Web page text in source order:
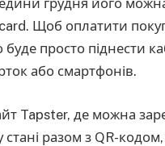
грудня його
Щоб оплатити
просто піднести
або смартфонів.
Tapster, де можна
разом з QR-